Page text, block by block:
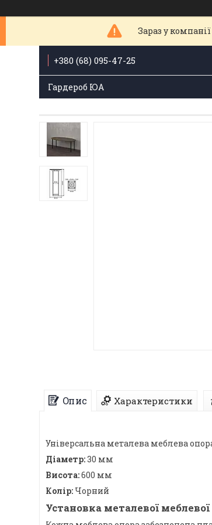
Зараз у
+380 (68) 095-47-25
Гардероб ЮА
Опис Характеристики
Універсальна металева меблева
Діаметр:30 мм
Висота:600 мм
Колір: Чорний
Установка металевої